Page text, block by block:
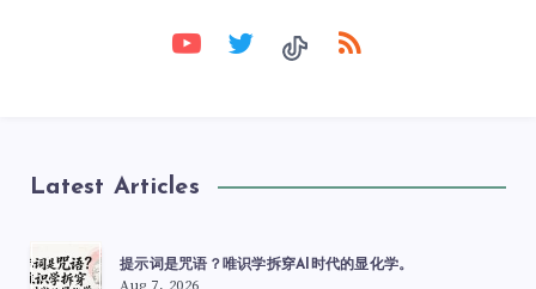
Latest Articles
提示词是咒语？唯识学拆穿AI时代的显化学。